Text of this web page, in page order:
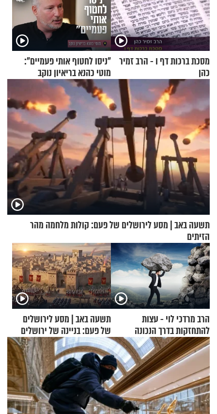
מסכת ברכות דף ו - הרב זמיר
כהן
"ניסו לחטוף אותי פעמיים":
מוטי כהנא בריאיון נוקב
תשעה באב | מסע לירושלים של פעם: קולות מלחמה מהר
הזיתים
הרב מרדכי לוי - עצות
להתחזקות בדרך הנכונה
תשעה באב | מסע לירושלים
של פעם: בניינה של ירושלים